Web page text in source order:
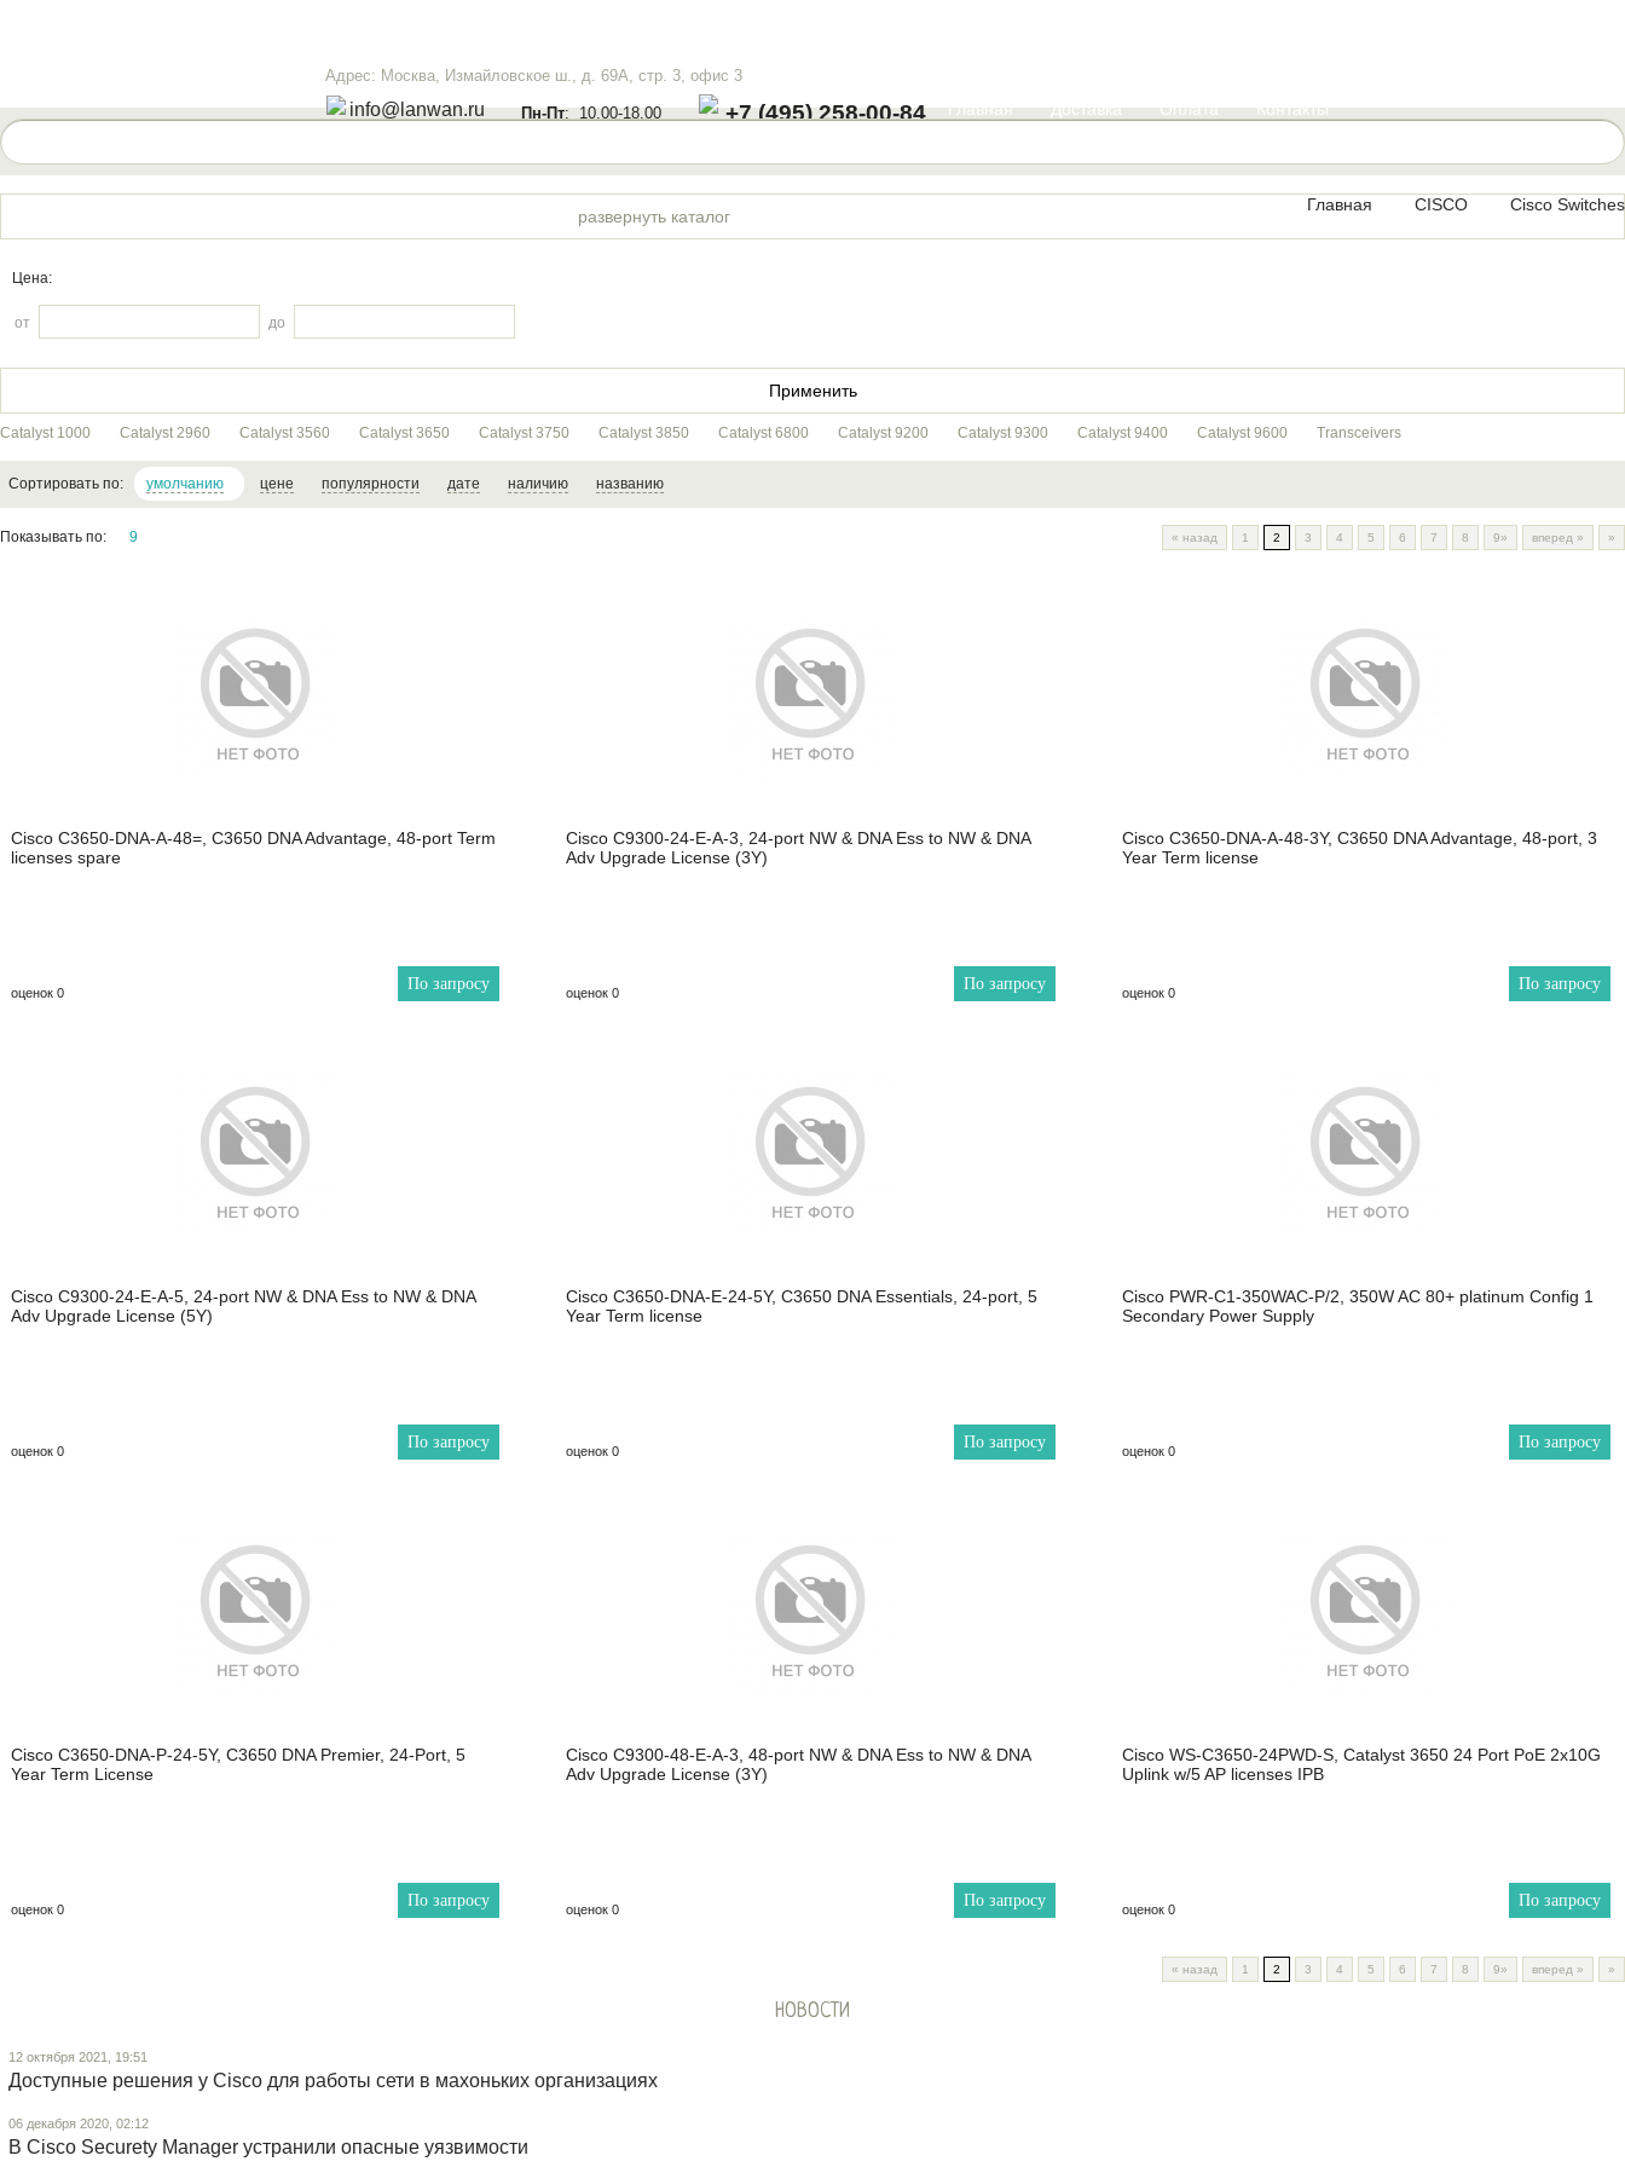
Адрес: Москва, Измайловское ш., д. 69А, стр. 3, офис 3
info@lanwan.ru Пн-Пт: 10.00-18.00 +7 (495) 258-00-84 Главная Доставка Оплата Контакты
Главная CISCO Cisco Switches
развернуть каталог
Цена:
от до
Catalyst 1000 Catalyst 2960 Catalyst 3560 Catalyst 3650 Catalyst 3750 Catalyst 3850 Catalyst 6800 Catalyst 9200 Catalyst 9300 Catalyst 9400 Catalyst 9600 Transceivers
Сортировать по: умолчанию цене популярности дате наличию названию
Показывать по: 9 « назад 1 2 3 4 5 6 7 8 9» вперед » »
Cisco C3650-DNA-A-48=, C3650 DNA Advantage, 48-port Term
licenses spare
По запросу
оценок 0
Cisco C9300-24-E-A-3, 24-port NW & DNA Ess to NW & DNA
Adv Upgrade License (3Y)
По запросу
оценок 0
Cisco C3650-DNA-A-48-3Y, C3650 DNA Advantage, 48-port, 3
Year Term license
По запросу
оценок 0
Cisco C9300-24-E-A-5, 24-port NW & DNA Ess to NW & DNA
Adv Upgrade License (5Y)
По запросу
оценок 0
Cisco C3650-DNA-E-24-5Y, C3650 DNA Essentials, 24-port, 5
Year Term license
По запросу
оценок 0
Cisco PWR-C1-350WAC-P/2, 350W AC 80+ platinum Config 1
Secondary Power Supply
По запросу
оценок 0
Cisco C3650-DNA-P-24-5Y, C3650 DNA Premier, 24-Port, 5
Year Term License
По запросу
оценок 0
Cisco C9300-48-E-A-3, 48-port NW & DNA Ess to NW & DNA
Adv Upgrade License (3Y)
По запросу
оценок 0
Cisco WS-C3650-24PWD-S, Catalyst 3650 24 Port PoE 2x10G
Uplink w/5 AP licenses IPB
По запросу
оценок 0
« назад 1 2 3 4 5 6 7 8 9» вперед » »
НОВОСТИ
12 октября 2021, 19:51
Доступные решения у Cisco для работы сети в махоньких организациях
06 декабря 2020, 02:12
В Cisco Securety Manager устранили опасные уязвимости